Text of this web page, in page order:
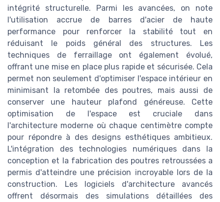
intégrité structurelle. Parmi les avancées, on note
l'utilisation accrue de barres d'acier de haute
performance pour renforcer la stabilité tout en
réduisant le poids général des structures. Les
techniques de ferraillage ont également évolué,
offrant une mise en place plus rapide et sécurisée. Cela
permet non seulement d'optimiser l'espace intérieur en
minimisant la retombée des poutres, mais aussi de
conserver une hauteur plafond généreuse. Cette
optimisation de l'espace est cruciale dans
l'architecture moderne où chaque centimètre compte
pour répondre à des designs esthétiques ambitieux.
L'intégration des technologies numériques dans la
conception et la fabrication des poutres retroussées a
permis d'atteindre une précision incroyable lors de la
construction. Les logiciels d'architecture avancés
offrent désormais des simulations détaillées des